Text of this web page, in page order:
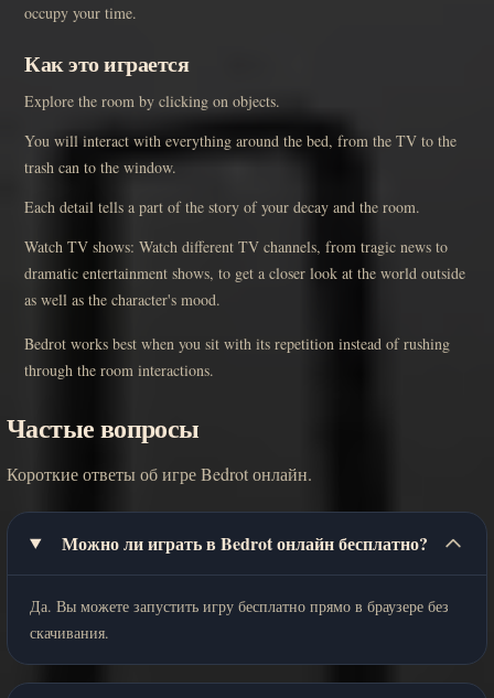
occupy your time.
Как это играется
Explore the room by clicking on objects.
You will interact with everything around the bed, from the TV to the
trash can to the window.
Each detail tells a part of the story of your decay and the room.
Watch TV shows: Watch different TV channels, from tragic news to
dramatic entertainment shows, to get a closer look at the world outside
as well as the character's mood.
Bedrot works best when you sit with its repetition instead of rushing
through the room interactions.
Частые вопросы
Короткие ответы об игре Bedrot онлайн.
Можно ли играть в Bedrot онлайн бесплатно?
Да. Вы можете запустить игру бесплатно прямо в браузере без
скачивания.